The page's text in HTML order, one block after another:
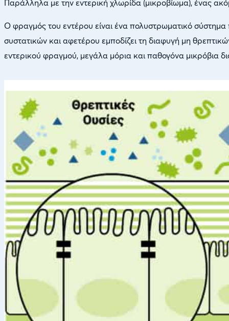
Παράλληλα με την εντερική χλωρίδα (μικροβίωμα), ένας
Ο φραγμός του εντέρου είναι ένα πολυστρωματικό
συστατικών και αφετέρου εμποδίζει τη διαφυγή μη
εντερικού φραγμού, μεγάλα μόρια και παθογόνα μικρόβια